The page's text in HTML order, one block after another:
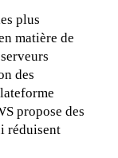
plus
matière de
des
propose des
réduisent